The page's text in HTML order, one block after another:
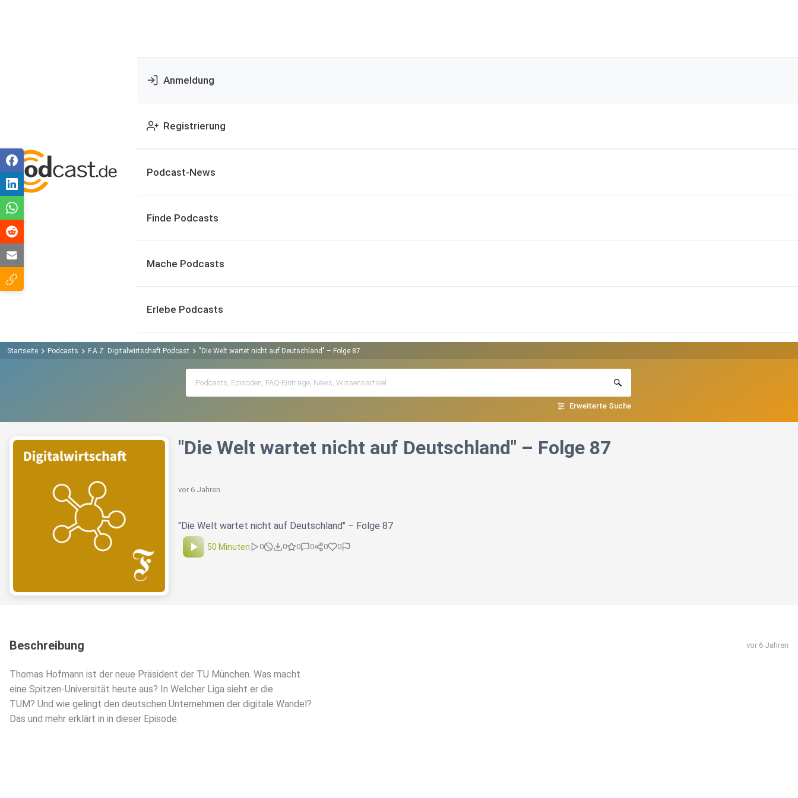
Anmeldung
Registrierung
Podcast-News
Finde Podcasts
Mache Podcasts
Erlebe Podcasts
Startseite Podcasts F.A.Z. Digitalwirtschaft Podcast "Die Welt wartet nicht auf Deutschland" – Folge 87
Erweiterte Suche
"Die Welt wartet nicht auf Deutschland" – Folge 87
vor 6 Jahren
"Die Welt wartet nicht auf Deutschland" – Folge 87
50 Minuten 0 0 0 0 0 0
Beschreibung vor 6 Jahren
Thomas Hofmann ist der neue Präsident der TU München. Was macht
eine Spitzen-Universität heute aus? In Welcher Liga sieht er die
TUM? Und wie gelingt den deutschen Unternehmen der digitale Wandel?
Das und mehr erklärt in in dieser Episode.